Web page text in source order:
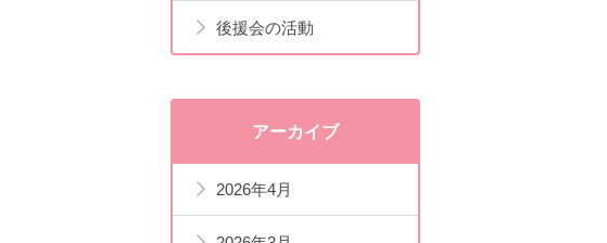
後援会の活動
アーカイブ
2026年4月